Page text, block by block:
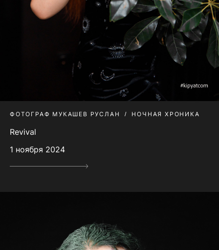
ФОТОГРАФ МУКАШЕВ РУСЛАН НОЧНАЯ ХРОНИКА
Revival
1 ноября 2024